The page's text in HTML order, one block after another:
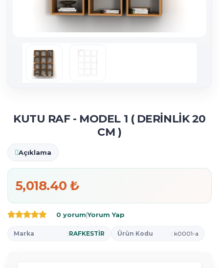
KUTU RAF - MODEL 1 ( DERİNLİK 20
CM )
Açıklama
5,018.40 ₺
0 yorum|Yorum Yap
Marka :RAFKESTİR Ürün Kodu : k0001-a